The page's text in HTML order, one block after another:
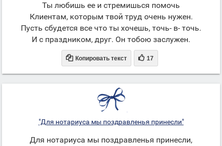
Ты любишь ее и стремишься помочь
Клиентам, которым твой труд очень нужен.
Пусть сбудется все что ты хочешь, точь- в- точь.
И с праздником, друг. Он тобою заслужен.
 Копировать текст  17
"Для нотариуса мы поздравленья принесли"
Для нотариуса мы поздравленья принесли,